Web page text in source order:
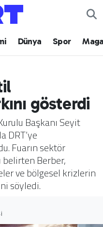
Dünya Spor
gösterdi
Başkanı Seyit
DRT’ye
Fuarın sektör
belirten Berber,
ve bölgesel krizlerin
söyledi.